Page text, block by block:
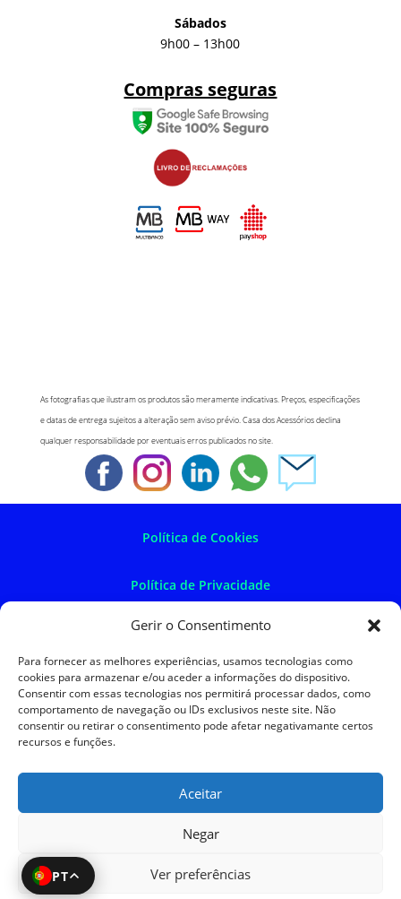
Gerir o Consentimento
Para fornecer as melhores experiências, usamos tecnologias como
cookies para armazenar e/ou aceder a informações do dispositivo.
Consentir com essas tecnologias nos permitirá processar dados, como
comportamento de navegação ou IDs exclusivos neste site. Não
consentir ou retirar o consentimento pode afetar negativamante certos
recursos e funções.
Aceitar
Negar
Ver preferências
PT
Sábados
9h00 – 13h00
Compras seguras
As fotografias que ilustram os produtos são meramente indicativas. Preços, especificações
e datas de entrega sujeitos a alteração sem aviso prévio. Casa dos Acessórios declina
qualquer responsabilidade por eventuais erros publicados no site.
Política de Cookies
Política de Privacidade
Política de Devoluções
Termos e Condições
Resolução de Litígios